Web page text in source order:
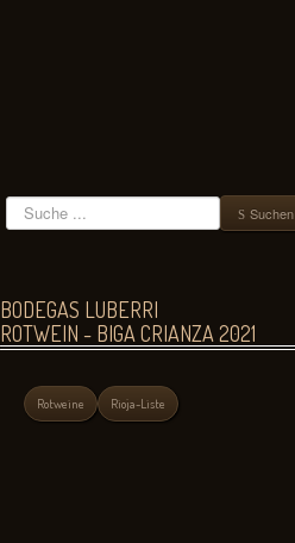
Suchen Suchen
BODEGAS LUBERRI
ROTWEIN - BIGA CRIANZA 2021
Rotweine Rioja-Liste